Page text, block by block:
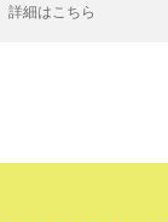
詳細はこちら